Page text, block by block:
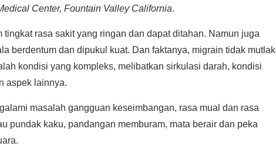
Center, Fountain Valley California.
tingkat rasa sakit yang ringan dan dapat ditahan. Namun juga
berdentum dan dipukul kuat. Dan faktanya, migrain tidak mutlak
kondisi yang kompleks, melibatkan sirkulasi darah, kondisi
aspek lainnya.
masalah gangguan keseimbangan, rasa mual dan rasa
pundak kaku, pandangan memburam, mata berair dan peka